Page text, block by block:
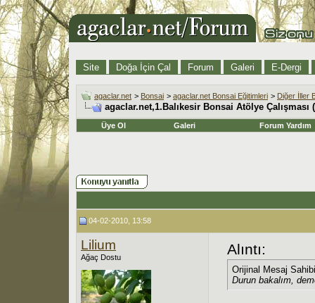
Site Doğa İçin Çal Forum Galeri E-Dergi
agaclar.net > Bonsai > agaclar.net Bonsai Eğitimleri > Diğer İller
agaclar.net,1.Balıkesir Bonsai Atölye Çalışması
Üye Ol Galeri Forum Yardım
04-02-2010, 13:58
Lilium
Ağaç Dostu Alıntı:
Orijinal Mesaj
Durun bakalım,